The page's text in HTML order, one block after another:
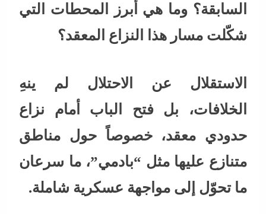
السابقة؟ وما هي أبرز المحطات التي
شكّلت مسار هذا النزاع المعقد؟
الاستقلال عن الاحتلال لم ينهِ
الخلافات، بل فتح الباب أمام نزاع
حدودي معقد، خصوصاً حول مناطق
متنازع عليها مثل “بادمي”، ما سرعان
ما تحوّل إلى مواجهة عسكرية شاملة.